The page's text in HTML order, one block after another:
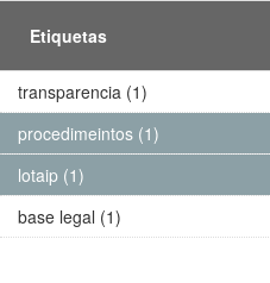
Etiquetas
transparencia (1)
procedimeintos (1)
lotaip (1)
base legal (1)